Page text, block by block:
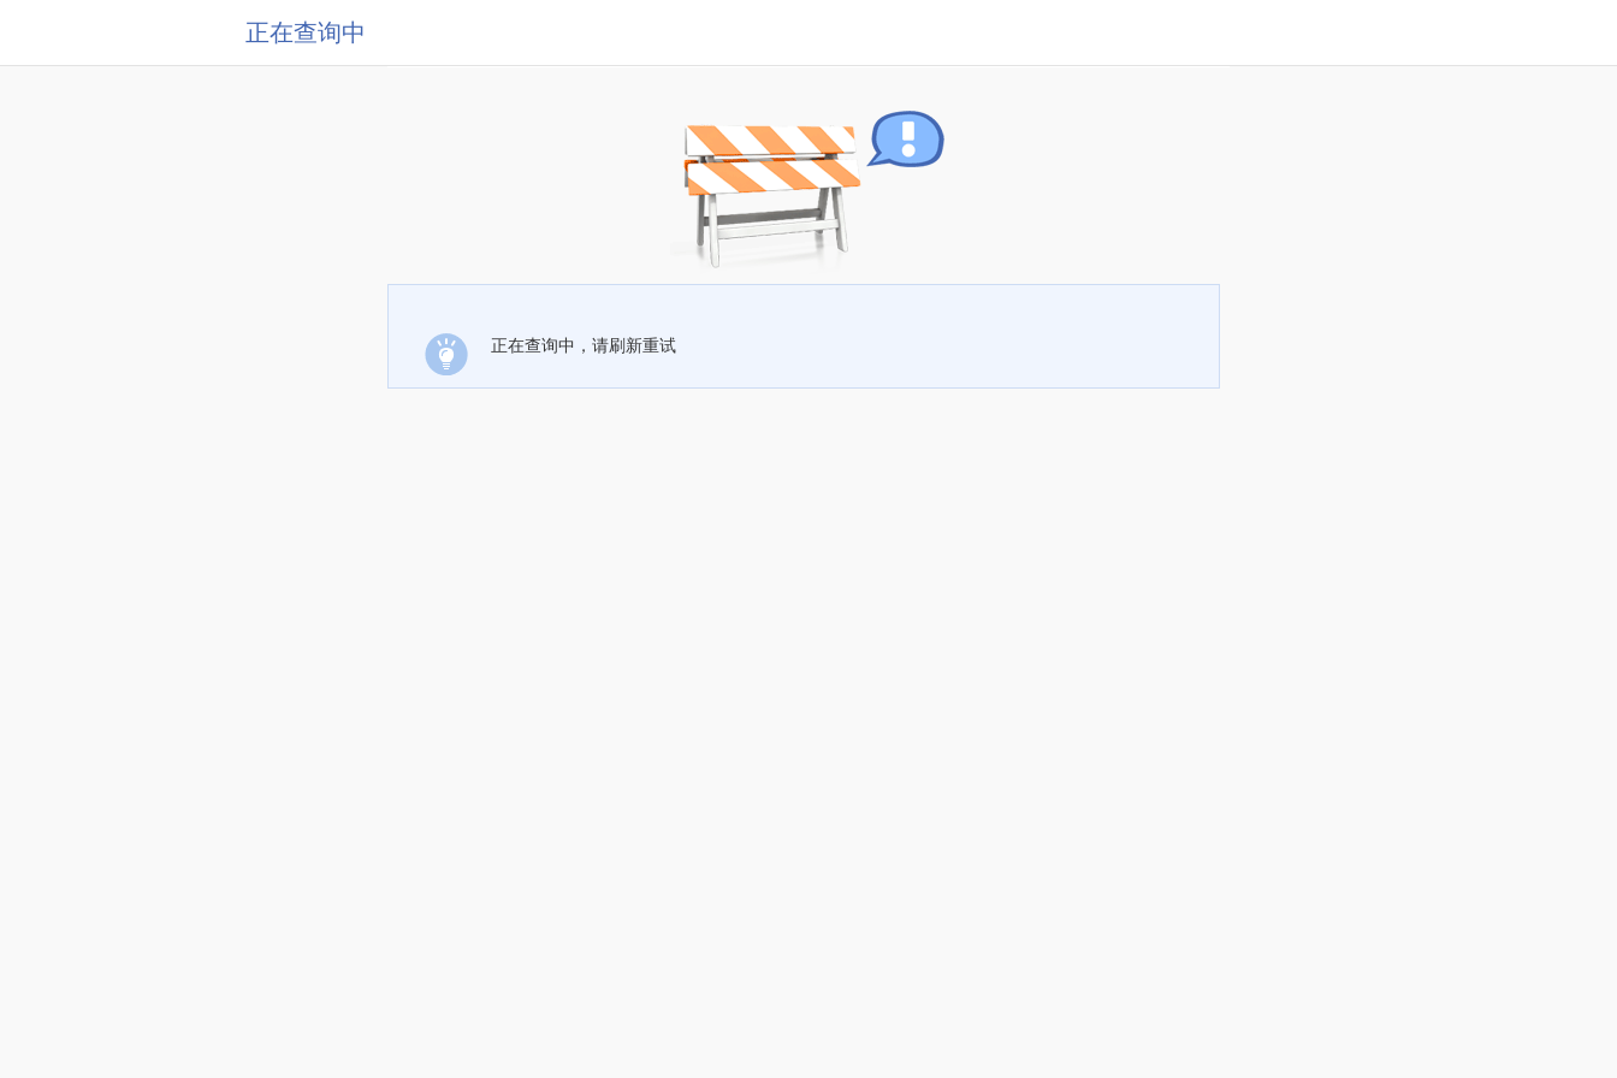
正在查询中
正在查询中，请刷新重试